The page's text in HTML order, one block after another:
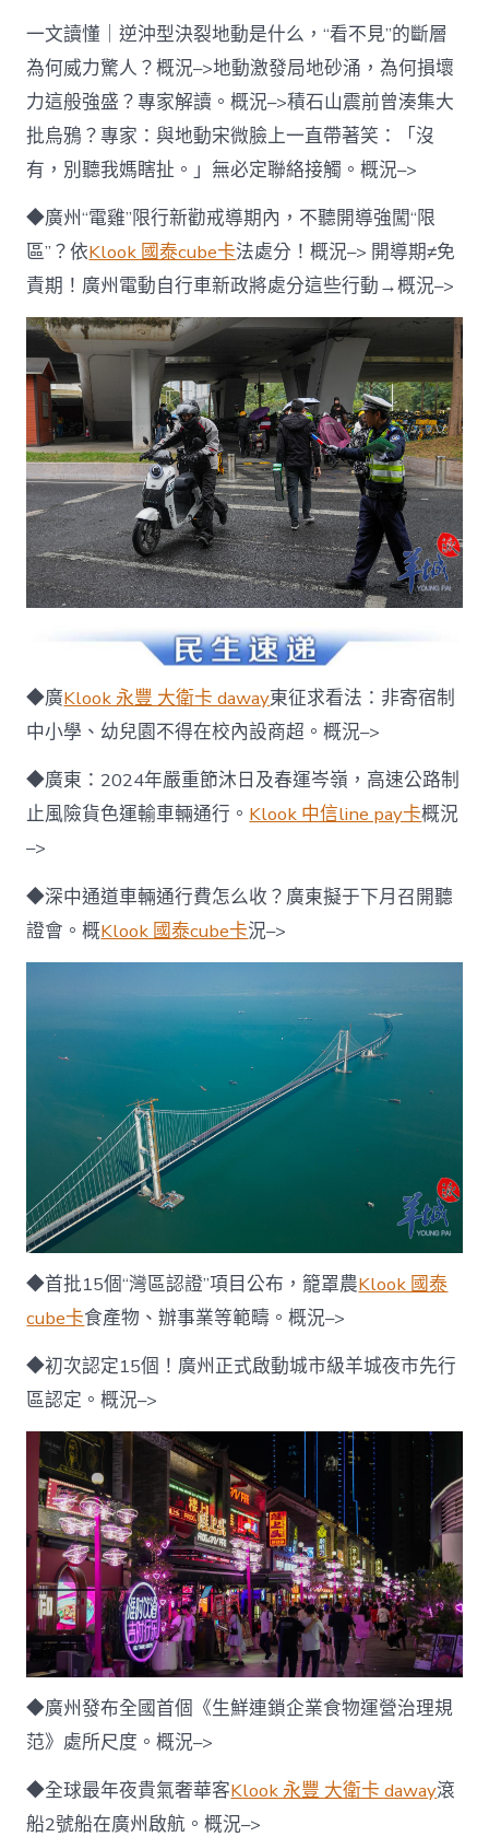
安
頓
點
第
一
夜〉
中
一文讀懂｜逆沖型決裂地動是什么，“看不見”的斷層
為何威力驚人？概況–>地動激發局地砂涌，為何損壞
力這般強盛？專家解讀。概況–>積石山震前曾湊集大
批烏鴉？專家：與地動宋微臉上一直帶著笑：「沒
有，別聽我媽瞎扯。」無必定聯絡接觸。概況–>
◆廣州“電雞”限行新勸戒導期內，不聽開導強闖“限
區”？依Klook 國泰cube卡法處分！概況–> 開導期≠免
責期！廣州電動自行車新政將處分這些行動→概況–>
◆廣Klook 永豐 大衛卡 daway東征求看法：非寄宿制
中小學、幼兒園不得在校內設商超。概況–>
◆廣東：2024年嚴重節沐日及春運岑嶺，高速公路制
止風險貨色運輸車輛通行。 Klook 中信line pay卡概況
–>
◆深中通道車輛通行費怎么收？廣東擬于下月召開聽
證會。概Klook 國泰cube卡況–>
◆首批15個“灣區認證”項目公布，籠罩農Klook 國泰
cube卡食產物、辦事業等範疇。概況–>
◆初次認定15個！廣州正式啟動城市級羊城夜市先行
區認定。概況–>
◆廣州發布全國首個《生鮮連鎖企業食物運營治理規
范》處所尺度。概況–>
◆全球最年夜貴氣奢華客Klook 永豐 大衛卡 daway滾
船2號船在廣州啟航。概況–>